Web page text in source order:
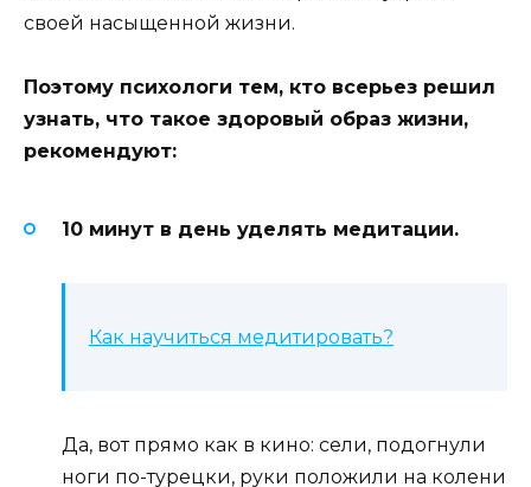
своей насыщенной жизни.
Поэтому психологи тем, кто всерьез решил
узнать, что такое здоровый образ жизни,
рекомендуют:
10 минут в день уделять медитации.
Как научиться медитировать?
Да, вот прямо как в кино: сели, подогнули
ноги по-турецки, руки положили на колени